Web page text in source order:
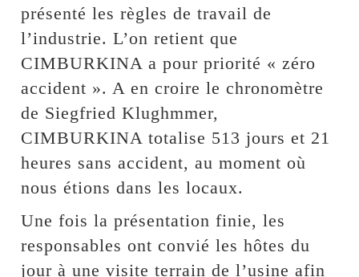
présenté les règles de travail de
l’industrie. L’on retient que
CIMBURKINA a pour priorité « zéro
accident ». A en croire le chronomètre
de Siegfried Klughmmer,
CIMBURKINA totalise 513 jours et 21
heures sans accident, au moment où
nous étions dans les locaux.
Une fois la présentation finie, les
responsables ont convié les hôtes du
jour à une visite terrain de l’usine afin